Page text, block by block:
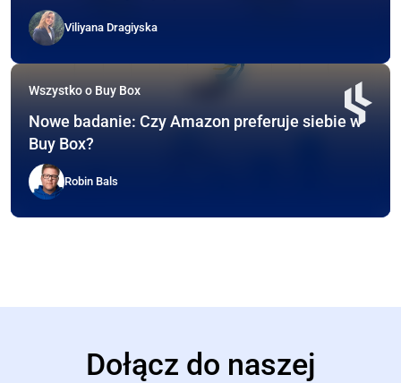
Viliyana Dragiyska
Wszystko o Buy Box
Nowe badanie: Czy Amazon preferuje siebie w
Buy Box?
Robin Bals
Dołącz do naszej